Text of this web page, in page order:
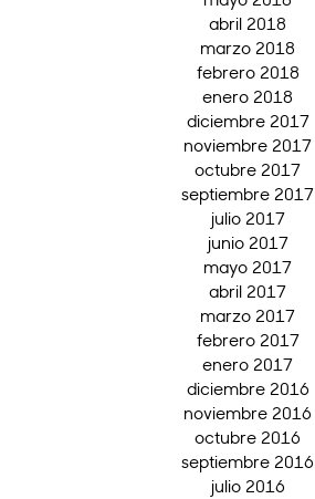
abril 2018
marzo 2018
febrero 2018
enero 2018
diciembre 2017
noviembre 2017
octubre 2017
septiembre 2017
julio 2017
junio 2017
mayo 2017
abril 2017
marzo 2017
febrero 2017
enero 2017
diciembre 2016
noviembre 2016
octubre 2016
septiembre 2016
julio 2016